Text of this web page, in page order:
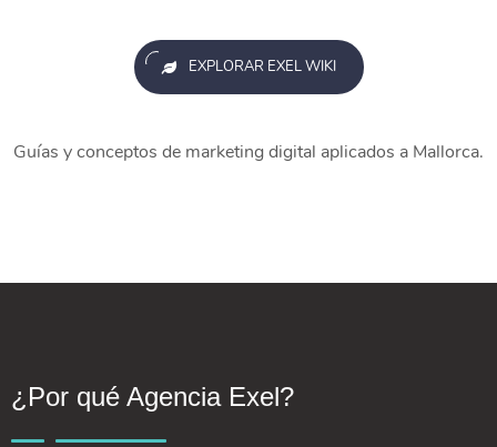
EXPLORAR EXEL WIKI
Guías y conceptos de marketing digital aplicados a Mallorca.
¿Por qué Agencia Exel?